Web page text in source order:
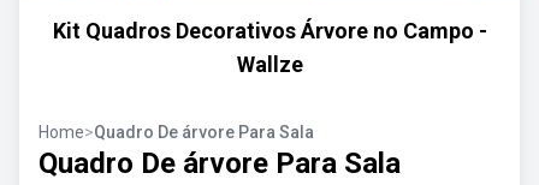
Kit Quadros Decorativos Árvore no Campo -
Wallze
Home>Quadro De árvore Para Sala
Quadro De árvore Para Sala